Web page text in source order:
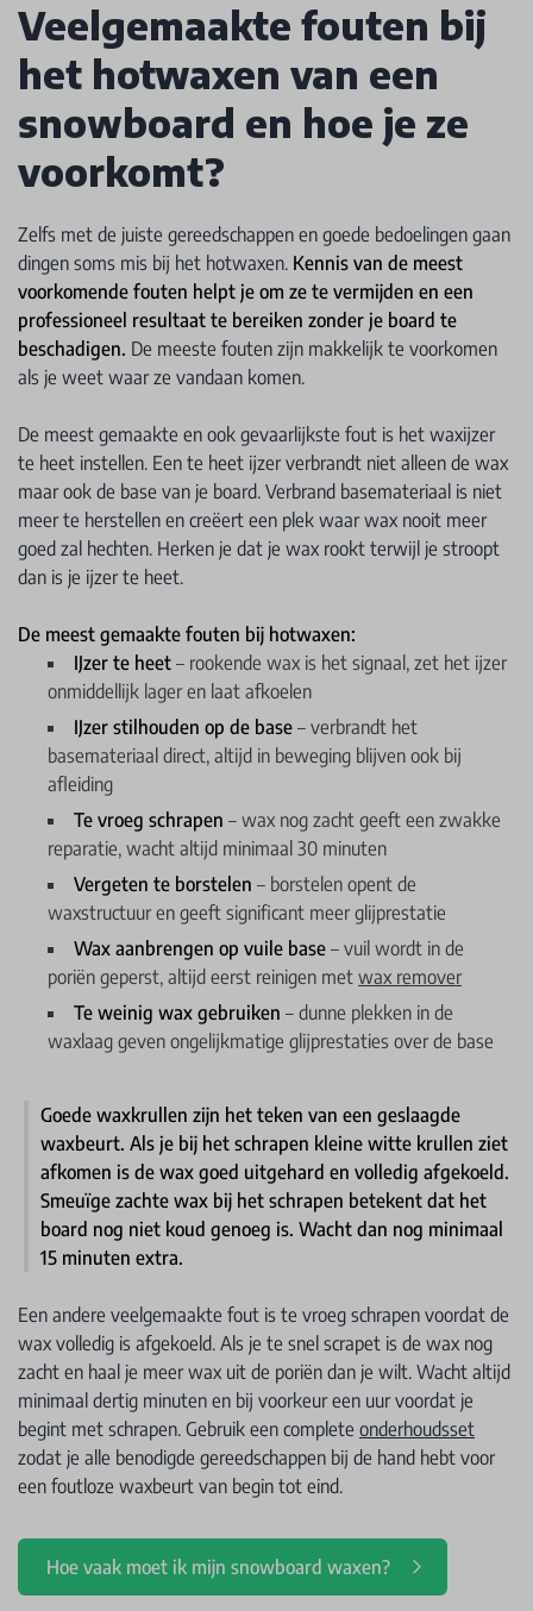
Veelgemaakte fouten bij
het hotwaxen van een
snowboard en hoe je ze
voorkomt?
Zelfs met de juiste gereedschappen en goede bedoelingen gaan
dingen soms mis bij het hotwaxen. Kennis van de meest
voorkomende fouten helpt je om ze te vermijden en een
professioneel resultaat te bereiken zonder je board te
beschadigen. De meeste fouten zijn makkelijk te voorkomen
als je weet waar ze vandaan komen.
De meest gemaakte en ook gevaarlijkste fout is het waxijzer
te heet instellen. Een te heet ijzer verbrandt niet alleen de wax
maar ook de base van je board. Verbrand basemateriaal is niet
meer te herstellen en creëert een plek waar wax nooit meer
goed zal hechten. Herken je dat je wax rookt terwijl je stroopt
dan is je ijzer te heet.
De meest gemaakte fouten bij hotwaxen:
IJzer te heet – rookende wax is het signaal, zet het ijzer
onmiddellijk lager en laat afkoelen
IJzer stilhouden op de base – verbrandt het
basemateriaal direct, altijd in beweging blijven ook bij
afleiding
Te vroeg schrapen – wax nog zacht geeft een zwakke
reparatie, wacht altijd minimaal 30 minuten
Vergeten te borstelen – borstelen opent de
waxstructuur en geeft significant meer glijprestatie
Wax aanbrengen op vuile base – vuil wordt in de
poriën geperst, altijd eerst reinigen met wax remover
Te weinig wax gebruiken – dunne plekken in de
waxlaag geven ongelijkmatige glijprestaties over de base
Goede waxkrullen zijn het teken van een geslaagde
waxbeurt. Als je bij het schrapen kleine witte krullen ziet
afkomen is de wax goed uitgehard en volledig afgekoeld.
Smeuïge zachte wax bij het schrapen betekent dat het
board nog niet koud genoeg is. Wacht dan nog minimaal
15 minuten extra.
Een andere veelgemaakte fout is te vroeg schrapen voordat de
wax volledig is afgekoeld. Als je te snel scrapet is de wax nog
zacht en haal je meer wax uit de poriën dan je wilt. Wacht altijd
minimaal dertig minuten en bij voorkeur een uur voordat je
begint met schrapen. Gebruik een complete onderhoudsset
zodat je alle benodigde gereedschappen bij de hand hebt voor
een foutloze waxbeurt van begin tot eind.
Hoe vaak moet ik mijn snowboard waxen?